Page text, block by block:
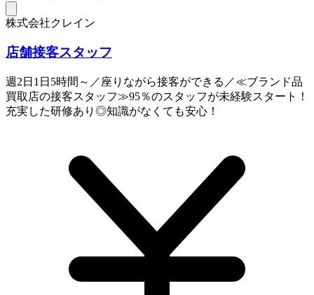
株式会社クレイン
店舗接客スタッフ
週2日1日5時間～／座りながら接客ができる／≪ブランド品
買取店の接客スタッフ≫95％のスタッフが未経験スタート！
充実した研修あり◎知識がなくても安心！